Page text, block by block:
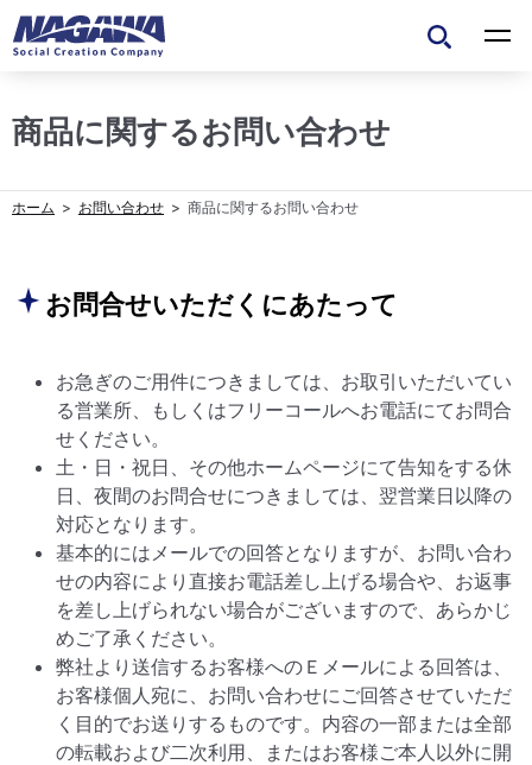
商品に関するお問い合わせ
お問い合わせ 商品に関するお問い合わせ
お問合せいただくにあたって
お急ぎのご用件につきましては、お取引いただいてい
る営業所、もしくはフリーコールへお電話にてお問合
せください。
土・日・祝日、その他ホームページにて告知をする休
日、夜間のお問合せにつきましては、翌営業日以降の
対応となります。
基本的にはメールでの回答となりますが、お問い合わ
せの内容により直接お電話差し上げる場合や、お返事
を差し上げられない場合がございますので、あらかじ
めご了承ください。
弊社より送信するお客様へのＥメールによる回答は、
お客様個人宛に、お問い合わせにご回答させていただ
く目的でお送りするものです。内容の一部または全部
の転載および二次利用、またはお客様ご本人以外に開